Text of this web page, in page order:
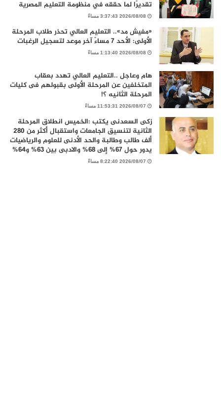
تقديرًا لما حققه في منظومة التعليم المصرية
2026/08/08 3:37:43 مساءً
«مفيش مد».. التعليم العالي تحذر طلاب المرحلة
الأولى: الأحد 7 مساءً آخر موعد لتسجيل الرغبات
2026/08/08 1:13:40 مساءً
هام وعاجل ..التعليم العالي تهدد بعقاب
المتخلفين عن المرحلة الأولى بقبولهم فى كليات
المرحلة الثانيه ؟!
2026/08/07 11:53:31 مساءً
زكى السعدنى يكتب :الخميس انطلاق المرحلة
الثانية لتنسيق الجامعات واستقبال أكثر من 280
ألف طالب وطالبة والحد الأدنى للعلوم والرياضيات
يدور حول 67% إلى 68% والادبى بين 63% و64%
2026/08/07 8:22:40 مساءً